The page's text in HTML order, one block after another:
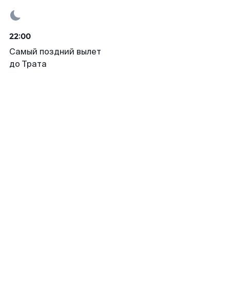
22:00
Самый поздний вылет
до Трата